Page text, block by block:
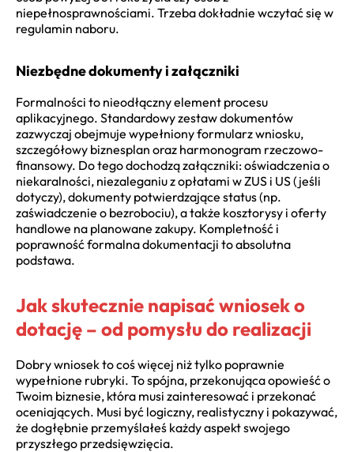
niepełnosprawnościami. Trzeba dokładnie wczytać się w
regulamin naboru.
Niezbędne dokumenty i załączniki
Formalności to nieodłączny element procesu
aplikacyjnego. Standardowy zestaw dokumentów
zazwyczaj obejmuje wypełniony formularz wniosku,
szczegółowy biznesplan oraz harmonogram rzeczowo-
finansowy. Do tego dochodzą załączniki: oświadczenia o
niekaralności, niezaleganiu z opłatami w ZUS i US (jeśli
dotyczy), dokumenty potwierdzające status (np.
zaświadczenie o bezrobociu), a także kosztorysy i oferty
handlowe na planowane zakupy. Kompletność i
poprawność formalna dokumentacji to absolutna
podstawa.
Jak skutecznie napisać wniosek o
dotację – od pomysłu do realizacji
Dobry wniosek to coś więcej niż tylko poprawnie
wypełnione rubryki. To spójna, przekonująca opowieść o
Twoim biznesie, która musi zainteresować i przekonać
oceniających. Musi być logiczny, realistyczny i pokazywać,
że dogłębnie przemyślałeś każdy aspekt swojego
przyszłego przedsięwzięcia.